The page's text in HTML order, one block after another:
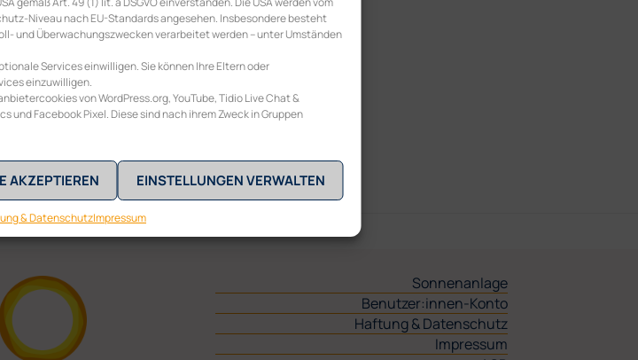
Niveau nach EU-Standards angesehen. Insbesondere besteht
und Überwachungszwecken verarbeitet werden – unter Umständen
Services einwilligen. Sie können Ihre Eltern oder
einzuwilligen.
von WordPress.org, YouTube, Tidio Live Chat &
und Facebook Pixel. Diese sind nach ihrem Zweck in Gruppen
AKZEPTIEREN EINSTELLUNGEN VERWALTEN
& DatenschutzImpressum
Sonnenanlage
Benutzer:innen-Konto
Haftung & Datenschutz
Impressum